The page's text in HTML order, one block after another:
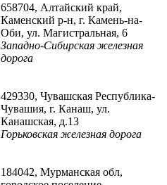
658704, Алтайский край,
Каменский р-н, г. Камень-на-
Оби, ул. Магистральная, 6
Западно-Сибирская железная
дорога
429330, Чувашская Республика-
Чувашия, г. Канаш, ул.
Канашская, д.13
Горьковская железная дорога
184042, Мурманская обл,